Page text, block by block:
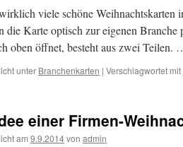
viele schöne Weihnachtskarten
die Karte optisch zur eigenen
oben öffnet, besteht aus zwei Teilen.
unter Branchenkarten | Verschlagwortet mit
einer Firmen-
am 9.9.2014von admin